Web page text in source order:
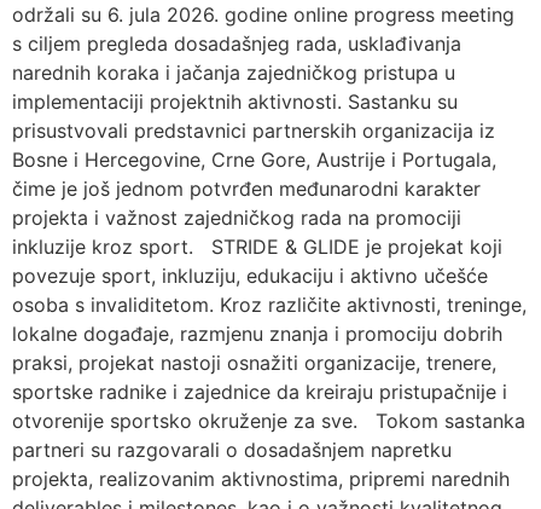
održali su 6. jula 2026. godine online progress meeting
s ciljem pregleda dosadašnjeg rada, usklađivanja
narednih koraka i jačanja zajedničkog pristupa u
implementaciji projektnih aktivnosti. Sastanku su
prisustvovali predstavnici partnerskih organizacija iz
Bosne i Hercegovine, Crne Gore, Austrije i Portugala,
čime je još jednom potvrđen međunarodni karakter
projekta i važnost zajedničkog rada na promociji
inkluzije kroz sport. STRIDE & GLIDE je projekat koji
povezuje sport, inkluziju, edukaciju i aktivno učešće
osoba s invaliditetom. Kroz različite aktivnosti, treninge,
lokalne događaje, razmjenu znanja i promociju dobrih
praksi, projekat nastoji osnažiti organizacije, trenere,
sportske radnike i zajednice da kreiraju pristupačnije i
otvorenije sportsko okruženje za sve. Tokom sastanka
partneri su razgovarali o dosadašnjem napretku
projekta, realizovanim aktivnostima, pripremi narednih